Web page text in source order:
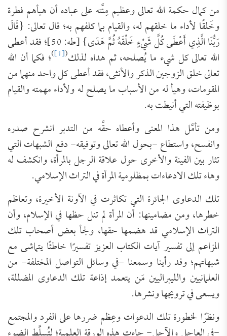
من كمال حكمة الله تعالى وعظيم مِنَّته على عباده أن هيأهم فطرة
وخَلقًا لأداء ما خلقهم له، والقيام بما كلفهم به؛ قال تعالى: {قَالَ
رَبُّنَا الَّذِي أَعْطَى كُلَّ شَيْءٍ خَلْقَهُ ثُمَّ هَدَى} [طه: 50]؛ فقد أعطى
الله تعالى كل شيء ما يُصلحه، ثم هداه لذلك(
[1]
)؛ فكما أن الله
تعالى خلق الزوجين الذكر والأنثى، فقد أعطى كل واحد منهما من
المقومات، وهيأ له من الأسباب ما يصلح له ولأداء مهمته والقيام
بوظيفته التي أنيطت به.
ومن تأمَّل هذا المعنى وأعطاه حقَّه من التدبر انشرح صدره
وانفسح، واستطاع -بحول الله تعالى وتوفيقه- دفع الشبهات التي
تثار بين الفينة والأخرى حول علاقة الرجل بالمرأة، وانكشف له
وهاء تلك الادعاءات بمظلومية المرأة في التراث الإسلامي.
تلك الدعاوى الجائرة التي تكاثرت في الآونة الأخيرة، وتعاظم
خطرها، ومن مضامينها: أن المرأة لم تنل حظها في الإسلام، وأن
التراث الإسلامي قد هضمها حقها، ولجأ بعض أصحاب تلك
المزاعم إلى تفسير آيات الكتاب العزيز تفسيرًا خاطئًا يتماشى مع
شبهاتهم؛ وقد رأينا وسمعنا -في وسائل التواصل المختلفة- من
العلمانيين والليبراليين مَن يتعمد إذاعة تلك الدعاوى المضللة،
ويسعى في ترويجها ونشرها.
ونظرًا لخطورة تلك الدعوات وعِظم ضررها على الفرد والمجتمع